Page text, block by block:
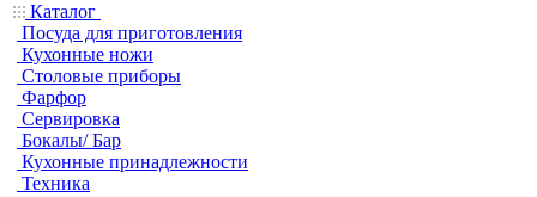
Каталог
Посуда для приготовления
Кухонные ножи
Столовые приборы
Фарфор
Сервировка
Бокалы/ Бар
Кухонные принадлежности
Техника